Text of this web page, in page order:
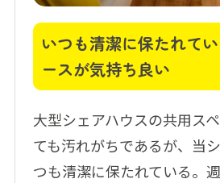
いつも清潔に保たれて
ースが気持ち良い
大型シェアハウスの共用ス
ても汚れがちであるが、当
つも清潔に保たれている。